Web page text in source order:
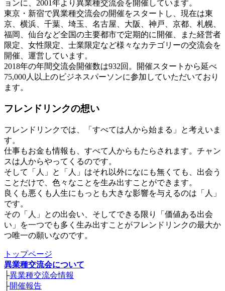
ョンに、2001年より異業種交流会を開催しています。
東京・新宿で異業種交流会の開催をスタートし、現在は東
京、横浜、千葉、埼玉、名古屋、大阪、神戸、京都、札幌、
福岡、仙台など全国の主要都市で定期的に開催、また経営者
限定、女性限定、士業限定など様々なカテゴリーの交流会を
開催、運営しています。
2018年の年間交流会開催数は932回。開催スタートから延べ
75,000人以上のビジネスパーソンに参加していただいており
ます。
フレンドリンクの想い
フレンドリンクでは、「すべては人から始まる」と考えいま
す。
仕事もお金も情報も、すべて人からもたらされます。チャン
スは人からやってくるのです。
そして「人」と「人」はそれ以外になにも無くても、出会う
ことだけで、色々なことを生み出すことができます。
良くも悪くも人生にもっとも大きな影響を与えるのは「人」
です。
その「人」との出会い、そしてできる限り「価値ある出会
い」を一つでも多く生み出すことがフレンドリンクの最大か
つ唯一の願いなのです。
トップページ
異業種交流会について
├異業種交流会情報
├開催報告